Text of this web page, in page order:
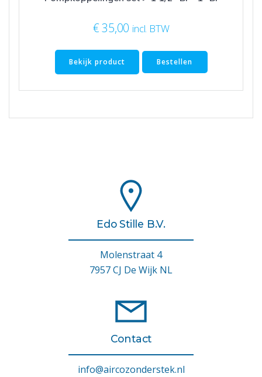
€35,00 incl. BTW
Bekijk product Bestellen
Edo Stille B.V.
Molenstraat 4
7957 CJ De Wijk NL
Contact
info@aircozonderstek.nl